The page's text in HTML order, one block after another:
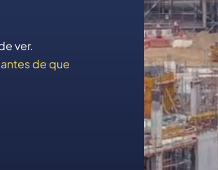
ver.
de que